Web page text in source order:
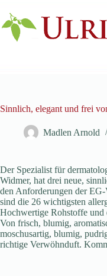
Inhalt
springen
Sinnlich, elegant und frei
Madlen Arnold
Der Spezialist für
Widmer, hat drei neue,
den Anforderungen der
sind die 26 wichtigsten
Hochwertige Rohstoffe und
Von frisch, blumig,
moschusartig, blumig,
richtige Verwöhnduft.